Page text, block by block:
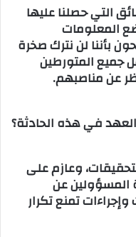
التي حصلنا عليها
المعلومات
بأننا لن نترك صخرة
المتورطين
عن مناصبهم.
في هذه الحادثة؟
وعازم على
المسؤولين عن
تمنع تكرار